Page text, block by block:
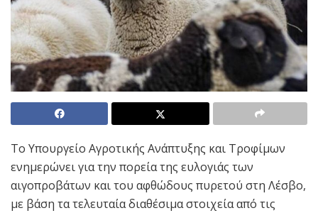
Το Υπουργείο Αγροτικής Ανάπτυξης και Τροφίμων
ενημερώνει για την πορεία της ευλογιάς των
αιγοπροβάτων και του αφθώδους πυρετού στη Λέσβο,
με βάση τα τελευταία διαθέσιμα στοιχεία από τις